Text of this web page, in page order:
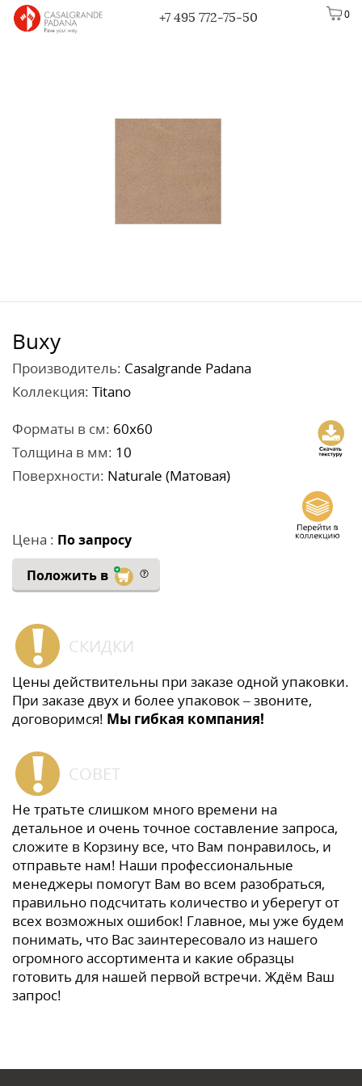
0
+7 495 772-75-50
Buxy
Производитель: Casalgrande Padana
Коллекция: Titano
Форматы в см: 60x60
Толщина в мм: 10
Поверхности: Naturale (Матовая)
Цена : По запросу
Положить в
СКИДКИ
Цены действительны при заказе одной упаковки.
При заказе двух и более упаковок – звоните,
договоримся! Мы гибкая компания!
СОВЕТ
Не тратьте слишком много времени на
детальное и очень точное составление запроса,
сложите в Корзину все, что Вам понравилось, и
отправьте нам! Наши профессиональные
менеджеры помогут Вам во всем разобраться,
правильно подсчитать количество и уберегут от
всех возможных ошибок! Главное, мы уже будем
понимать, что Вас заинтересовало из нашего
огромного ассортимента и какие образцы
готовить для нашей первой встречи. Ждём Ваш
запрос!